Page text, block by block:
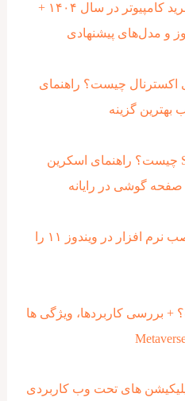
راهنمای کامل خرید کامپیوتر در سال ۱۴۰۴ +
و مدل‌های پیشنهادی
چیست؟ راهنمای
بهترین گزینه
Screen Mirroring چیست؟ راهنمای اسکرین
گوشی در رایانه
چگونه مشکل نصب نرم افزار در ویندوز ۱۱ را
بررسی کاربردها، ویژگی ها
های تحت وب کاربردی